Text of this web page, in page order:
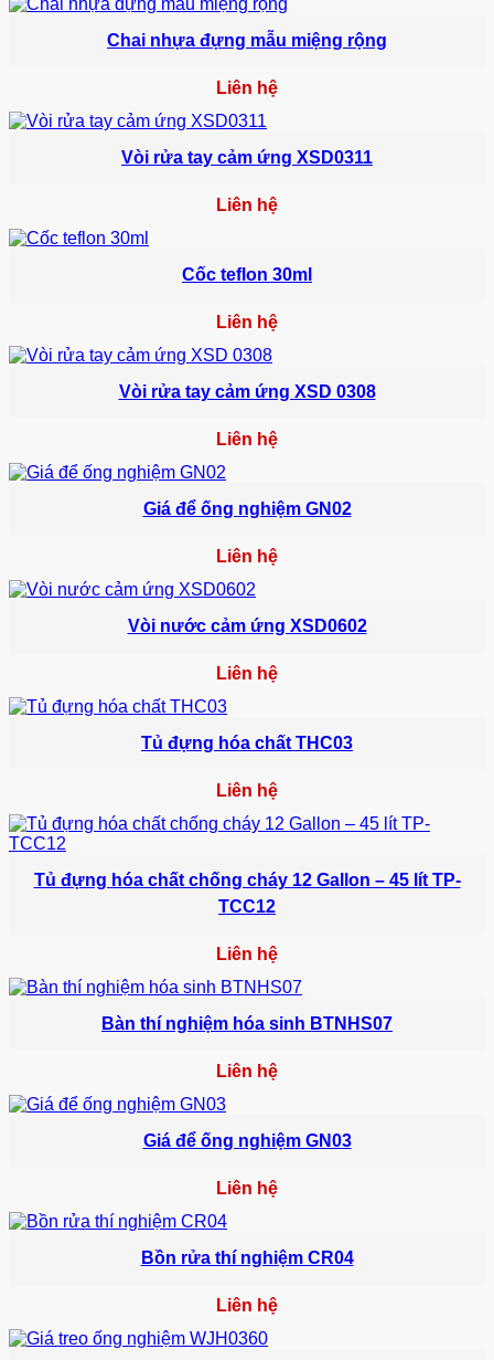
Chai nhựa đựng mẫu miệng rộng
Liên hệ
Vòi rửa tay cảm ứng XSD0311
Liên hệ
Cốc teflon 30ml
Liên hệ
Vòi rửa tay cảm ứng XSD 0308
Liên hệ
Giá để ống nghiệm GN02
Liên hệ
Vòi nước cảm ứng XSD0602
Liên hệ
Tủ đựng hóa chất THC03
Liên hệ
Tủ đựng hóa chất chống cháy 12 Gallon – 45 lít TP-
TCC12
Liên hệ
Bàn thí nghiệm hóa sinh BTNHS07
Liên hệ
Giá để ống nghiệm GN03
Liên hệ
Bồn rửa thí nghiệm CR04
Liên hệ